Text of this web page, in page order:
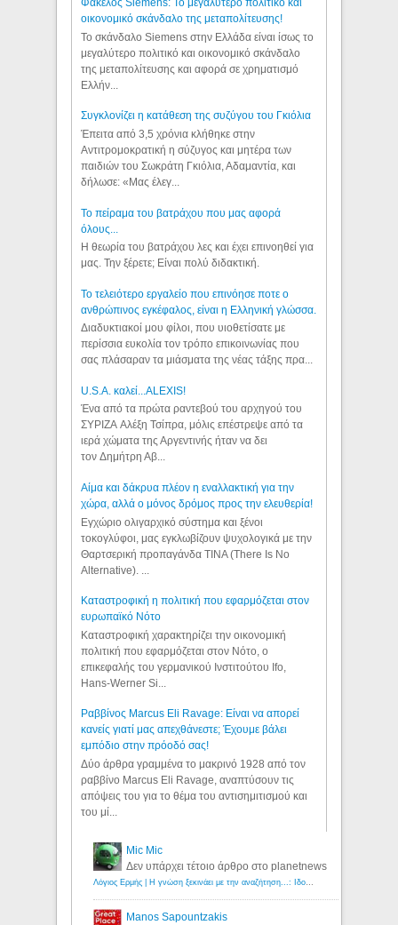
Φάκελος Siemens: Το μεγαλύτερο πολιτικό και
οικονομικό σκάνδαλο της μεταπολίτευσης!
Το σκάνδαλο Siemens στην Ελλάδα είναι ίσως το
μεγαλύτερο πολιτικό και οικονομικό σκάνδαλο
της μεταπολίτευσης και αφορά σε χρηματισμό
Ελλήν...
Συγκλονίζει η κατάθεση της συζύγου του Γκιόλια
Έπειτα από 3,5 χρόνια κλήθηκε στην
Αντιτρομοκρατική η σύζυγος και μητέρα των
παιδιών του Σωκράτη Γκιόλια, Αδαμαντία, και
δήλωσε: «Μας έλεγ...
Το πείραμα του βατράχου που μας αφορά
όλους...
Η θεωρία του βατράχου λες και έχει επινοηθεί για
μας. Την ξέρετε; Είναι πολύ διδακτική.
Το τελειότερο εργαλείο που επινόησε ποτε ο
ανθρώπινος εγκέφαλος, είναι η Ελληνική γλώσσα.
Διαδυκτιακοί μου φίλοι, που υιοθετίσατε με
περίσσια ευκολία τον τρόπο επικοινωνίας που
σας πλάσαραν τα μιάσματα της νέας τάξης πρα...
U.S.A. καλεί...ALEXIS!
Ένα από τα πρώτα ραντεβού του αρχηγού του
ΣΥΡΙΖΑ Αλέξη Τσίπρα, μόλις επέστρεψε από τα
ιερά χώματα της Αργεντινής ήταν να δει
τον Δημήτρη Αβ...
Αίμα και δάκρυα πλέον η εναλλακτική για την
χώρα, αλλά ο μόνος δρόμος προς την ελευθερία!
Εγχώριο ολιγαρχικό σύστημα και ξένοι
τοκογλύφοι, μας εγκλωβίζουν ψυχολογικά με την
Θαρτσερική προπαγάνδα TINA (There Is No
Alternative). ...
Καταστροφική η πολιτική που εφαρμόζεται στον
ευρωπαϊκό Νότο
Καταστροφική χαρακτηρίζει την οικονομική
πολιτική που εφαρμόζεται στον Νότο, ο
επικεφαλής του γερμανικού Ινστιτούτου Ifo,
Hans-Werner Si...
Ραββίνος Marcus Eli Ravage: Είναι να απορεί
κανείς γιατί μας απεχθάνεστε; Έχουμε βάλει
εμπόδιο στην πρόοδό σας!
Δύο άρθρα γραμμένα το μακρινό 1928 από τον
ραββίνο Marcus Eli Ravage, αναπτύσουν τις
απόψεις του για το θέμα του αντισημιτισμού και
του μί...
Mic Mic
Δεν υπάρχει τέτοιο άρθρο στο planetnews
Λόγιος Ερμής | Η γνώση ξεκινάει με την αναζήτηση...: Ιδού οι 18 που χρωστούν 11 δις ευρώ!
Manos Sapountzakis